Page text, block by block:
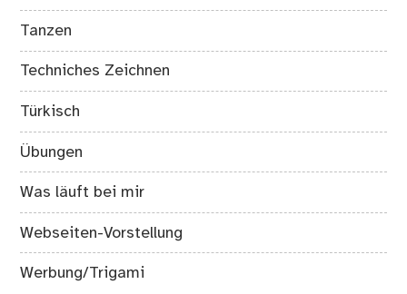
Tanzen
Techniches Zeichnen
Türkisch
Übungen
Was läuft bei mir
Webseiten-Vorstellung
Werbung/Trigami